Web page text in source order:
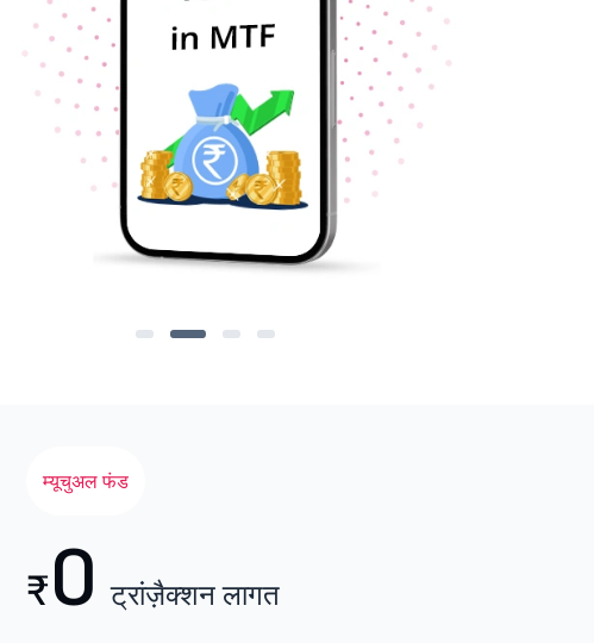
म्यूचुअल फंड
₹0 ट्रांज़ैक्शन लागत